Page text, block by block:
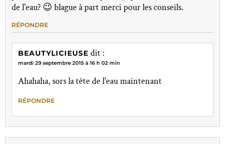
de l'eau? 😉 blague à part merci pour les conseils.
RÉPONDRE
BEAUTYLICIEUSE dit :
mardi 29 septembre 2015 à 16 h 02 min
Ahahaha, sors la tête de l'eau maintenant
RÉPONDRE